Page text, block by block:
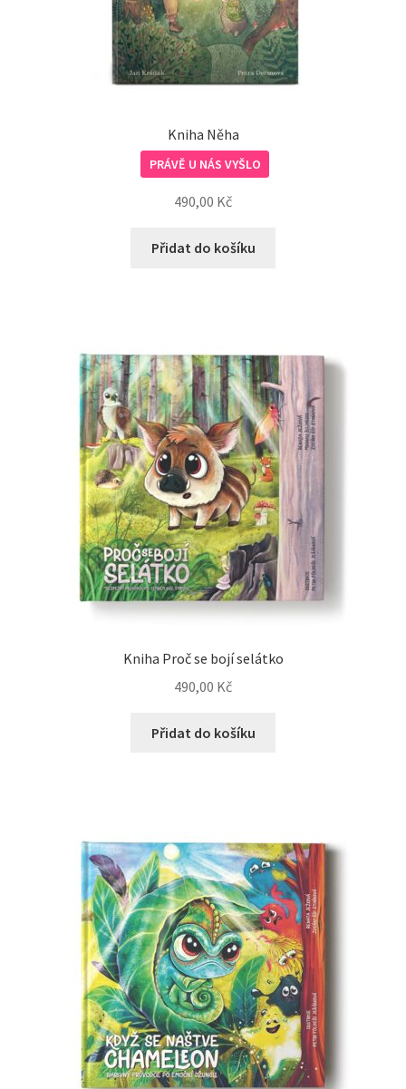
Doprava, platba, kontakt
Kniha Něha
PRÁVĚ U NÁS VYŠLO
490,00 Kč
Přidat do košíku
Kniha Proč se bojí selátko
490,00 Kč
Přidat do košíku